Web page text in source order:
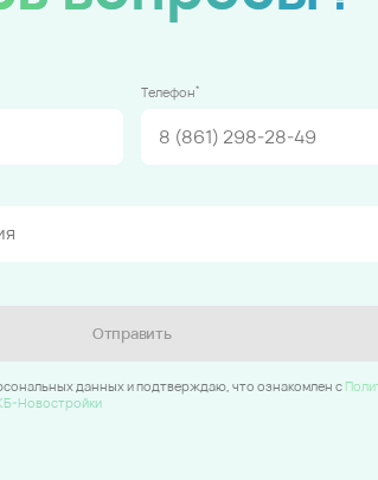
Телефон*
Отправить
данных и подтверждаю, что ознакомлен c
Новостройки